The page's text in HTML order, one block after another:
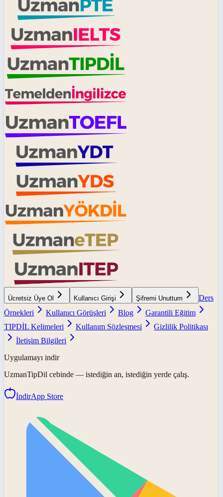
Ücretsiz Üye Ol Kullanıcı Girişi Şifremi Unuttum
Ders
Örnekleri
Kullanıcı Görüşleri Blog
Garantili Eğitim
TIPDİL Kelimeleri
Kullanım Sözleşmesi
Gizlilik Politikası
İletişim Bilgileri
Uygulamayı indir
UzmanTipDil cebinde — istediğin an, istediğin yerde çalış.
İndirApp Store